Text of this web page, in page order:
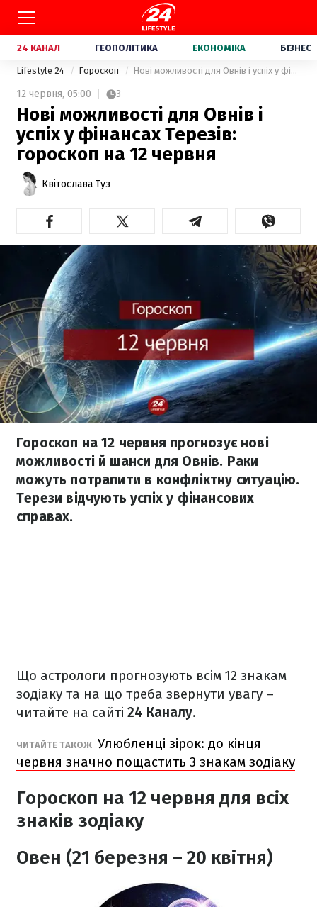
24 КАНАЛ ГЕОПОЛІТИКА ЕКОНОМІКА БІЗНЕС
Lifestyle 24 Гороскоп Нові можливості для Овнів і успіх у фінансах Терезів: гороскоп на 12 червня
12 червня, 05:00 3
Нові можливості для Овнів і
успіх у фінансах Терезів:
гороскоп на 12 червня
Квітослава Туз
Гороскоп на 12 червня прогнозує нові
можливості й шанси для Овнів. Раки
можуть потрапити в конфліктну ситуацію.
Терези відчують успіх у фінансових
справах.
Що астрологи прогнозують всім 12 знакам
зодіаку та на що треба звернути увагу –
читайте на сайті 24 Каналу.
ЧИТАЙТЕ ТАКОЖ Улюбленці зірок: до кінця
червня значно пощастить 3 знакам зодіаку
Гороскоп на 12 червня для всіх
знаків зодіаку
Овен (21 березня – 20 квітня)